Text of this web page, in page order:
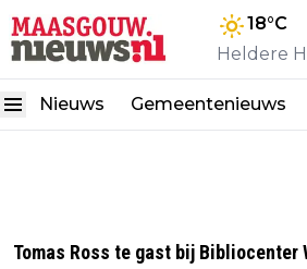
18°C
Heldere
Nieuws Gemeentenieuws
Tomas Ross te gast bij Bibliocenter